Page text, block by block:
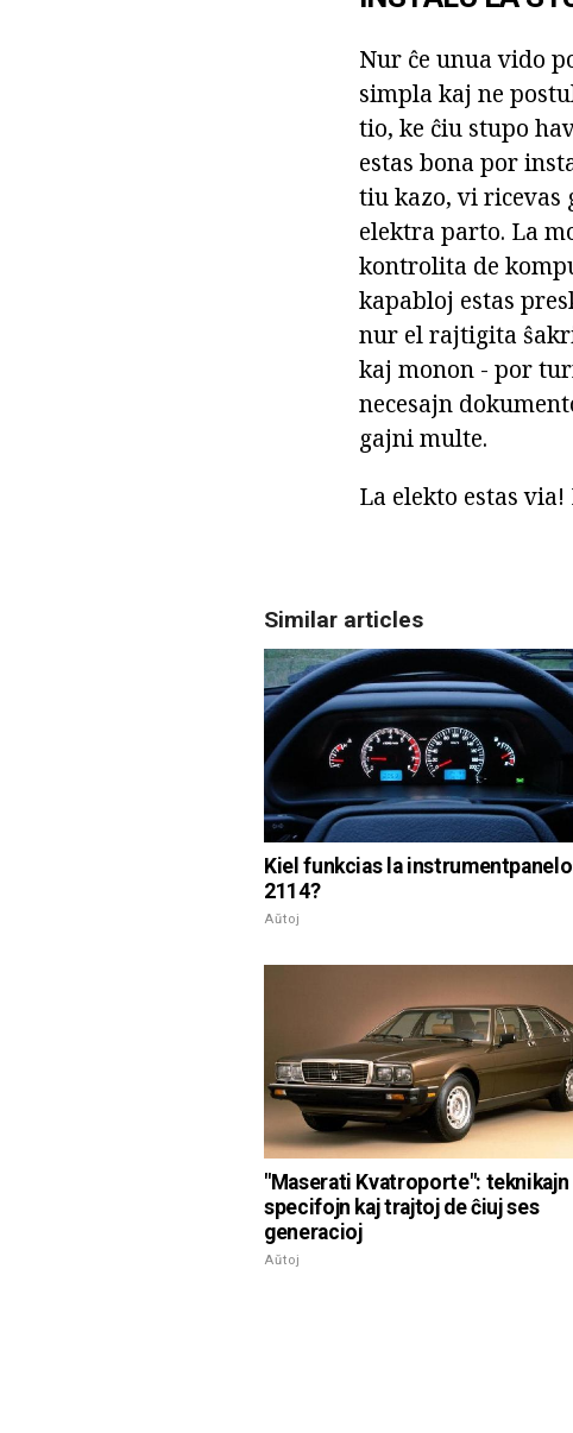
Nur ĉe unua vido
simpla kaj ne
tio, ke ĉiu stupo
estas bona por
tiu kazo, vi ricevas
elektra parto. La
kontrolita de
kapabloj estas
nur el rajtigita
kaj monon - por
necesajn
gajni multe.
La elekto estas
Similar articles
Kiel funkcias la instrumentpanelo
2114?
Aŭtoj
"Maserati Kvatroporte": teknikajn
specifojn kaj trajtoj de ĉiuj ses
generacioj
Aŭtoj